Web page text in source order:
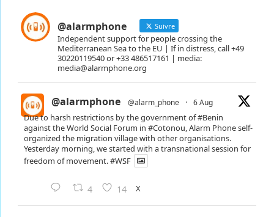
@alarmphone Suivre
Independent support for people crossing the
Mediterranean Sea to the EU | If in distress, call +49
30220119540 or +33 486517161 | media:
media@alarmphone.org
@alarmphone @alarm_phone · 6 Aug
Due to harsh restrictions by the government of#Benin
against the World Social Forum in #Cotonou , Alarm Phone self-
organized the migration village with other organisations.
Yesterday morning, we started with a transnational session for
freedom of movement.#WSF
4 14 X